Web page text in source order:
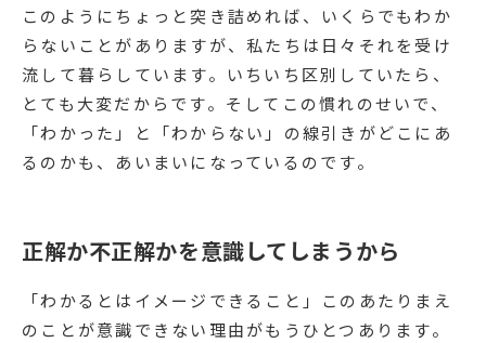
このようにちょっと突き詰めれば、いくらでもわか
らないことがありますが、私たちは日々それを受け
流して暮らしています。いちいち区別していたら、
とても大変だからです。そしてこの慣れのせいで、
「わかった」と「わからない」の線引きがどこにあ
るのかも、あいまいになっているのです。
正解か不正解かを意識してしまうから
「わかるとはイメージできること」このあたりまえ
のことが意識できない理由がもうひとつあります。